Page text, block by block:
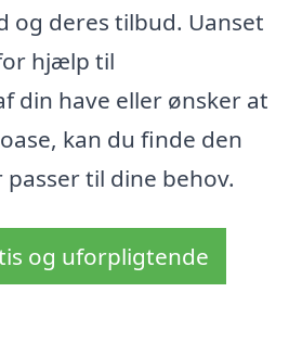
og deres tilbud. Uanset
hjælp til
din have eller ønsker at
kan du finde den
til dine behov.
og uforpligtende